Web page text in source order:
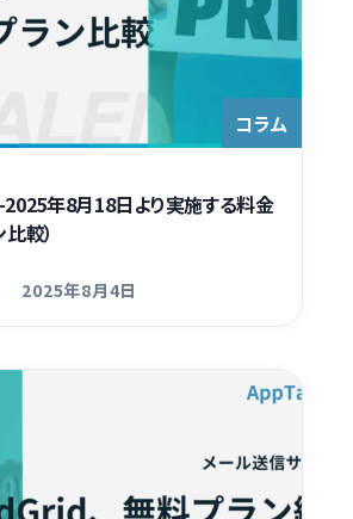
コラム
年8月18日より実施する料金
較）
更新日
2025年8月4日